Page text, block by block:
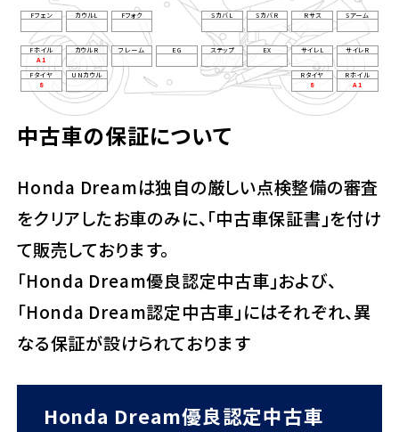
Fフェン カウルL Fフォク SカバL SカバR Rサス Sアーム
Fホイル
A1
カウルR フレーム EG ステップ EX サイレL サイレR
Fタイヤ
8
UNカウル
Rタイヤ
8
Rホイル
A1
中古車の保証について
Honda Dreamは独自の厳しい点検整備の審査
をクリアしたお車のみに、「中古車保証書」を付け
て販売しております。
「Honda Dream優良認定中古車」および、
「Honda Dream認定中古車」にはそれぞれ、異
なる保証が設けられております
Honda Dream優良認定中古車